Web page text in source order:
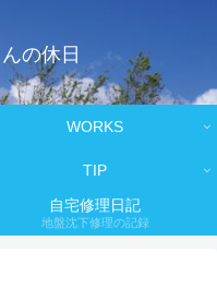
の休日
WORKS
TIP
自宅修理日記
地盤沈下修理の記録